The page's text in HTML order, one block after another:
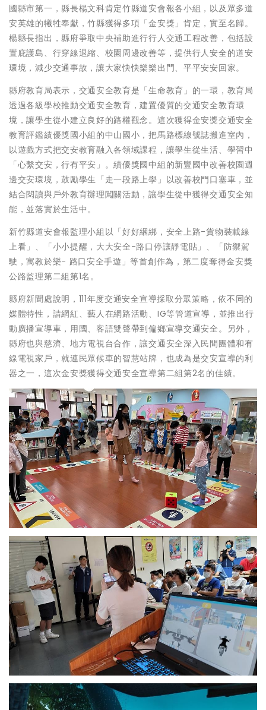
國縣市第一，縣長楊文科肯定竹縣道安會報各小組，以及眾多道
安英雄的犧牲奉獻，竹縣獲得多項「金安獎」肯定，實至名歸。
楊縣長指出，縣府爭取中央補助進行行人交通工程改善，包括設
置庇護島、行穿線退縮、校園周邊改善等，提供行人安全的道安
環境，減少交通事故，讓大家快快樂樂出門、平平安安回家。
縣府教育局表示，交通安全教育是「生命教育」的一環，教育局
透過各級學校推動交通安全教育，建置優質的交通安全教育環
境，讓學生從小建立良好的路權觀念。這次獲得金安獎交通安全
教育評鑑績優獎國小組的中山國小，把馬路標線號誌搬進室內，
以遊戲方式把交安教育融入各領域課程，讓學生從生活、學習中
「心繫交安，行有平安」。績優獎國中組的新豐國中改善校園週
邊交安環境，鼓勵學生「走一段路上學」以改善校門口塞車，並
結合閱讀與戶外教育辦理闖關活動，讓學生從中獲得交通安全知
能，並落實於生活中。
新竹縣道安會報監理小組以「好好綑綁，安全上路-貨物裝載線
上看」、「小小提醒，大大安全-路口停讓靜電貼」、「防禦駕
駛，寓教於樂- 路口安全手遊」等首創作為，第二度奪得金安獎
公路監理第二組第1名。
縣府新聞處說明，111年度交通安全宣導採取分眾策略，依不同的
媒體特性，請網紅、藝人在網路活動、IG等管道宣導，並推出行
動廣播宣導車，用國、客語雙聲帶到偏鄉宣導交通安全。另外，
縣府也與慈濟、地方電視台合作，讓交通安全深入民間團體和有
線電視家戶，就連民眾候車的智慧站牌，也成為是交安宣導的利
器之一，這次金安獎獲得交通安全宣導第二組第2名的佳績。